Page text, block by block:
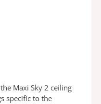
Maxi Sky 2 ceiling
specific to the